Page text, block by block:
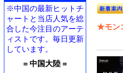
※中国の最新ヒットチ
ャートと当店人気を総
合した今注目のアーテ
ィストです。毎日更新
しています。
= 中国大陸 =
★モン